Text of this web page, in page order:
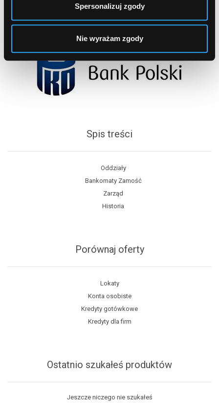
Spersonalizuj zgody
Nie wyrażam zgody
Spis treści
Oddziały
Bankomaty Zamość
Zarząd
Historia
Porównaj oferty
Lokaty
Konta osobiste
Kredyty gotówkowe
Kredyty dla firm
Ostatnio szukałeś produktów
Jeszcze niczego nie szukałeś